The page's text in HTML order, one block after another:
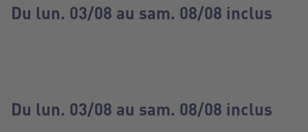
Du lun. 03/08 au sam. 08/08 inclus
Du lun. 03/08 au sam. 08/08 inclus